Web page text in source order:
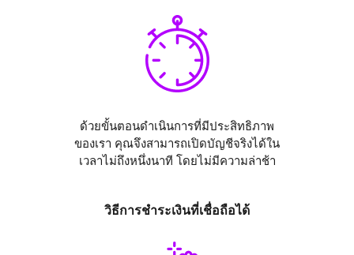
ด้วยขั้นตอนดำเนินการที่มีประสิทธิภาพ
ของเรา คุณจึงสามารถเปิดบัญชีจริงได้ใน
เวลาไม่ถึงหนึ่งนาที โดยไม่มีความล่าช้า
วิธีการชำระเงินที่เชื่อถือได้